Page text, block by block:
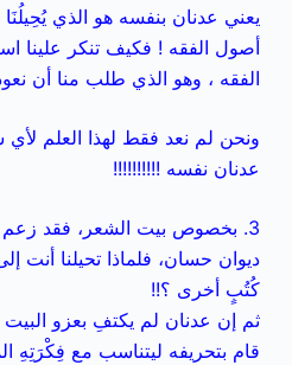
يعني عدنان بنفسه هو الذي
أصول الفقه ! فكيف تنكر علينا
الفقه ، وهو الذي طلب منا أن
ونحن لم نعد فقط لهذا العلم لأي
عدنان نفسه !!!!!!!!!!
3. بخصوص بيت الشعر، فقد زعم
ديوان حسان، فلماذا تحيلنا أنت
كُتُبٍ أخرى ؟!!
ثم إن عدنان لم يكتفِ بعزو
قام بتحريفه ليتناسب مع فِكْرَتِهِ